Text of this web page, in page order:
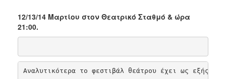
ΠΟΛΙΤΙΣΜΟΣ
ΠΟΛΗ
12/13/14 Μαρτίου στον Θεατρικό Σταθμό & ώρα
21:00.
Αναλυτικότερα το φεστιβάλ θεάτρου έχει ως εξής: